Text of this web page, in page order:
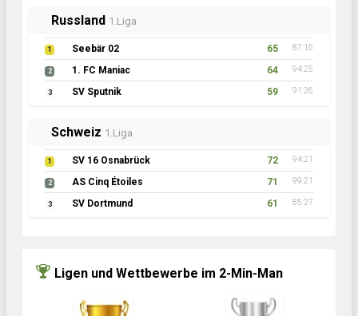
Russland 1.Liga
1 Seebär 02 65 87:16
2 1. FC Maniac 64 94:25
3 SV Sputnik 59 91:26
Schweiz 1.Liga
1 SV 16 Osnabrück 72 94:21
2 AS Cinq Étoiles 71 99:21
3 SV Dortmund 61 85:27
Ligen und Wettbewerbe im 2-Min-Man